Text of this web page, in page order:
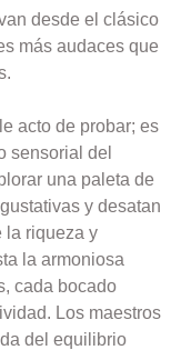
desde el clásico
más audaces que
acto de probar; es
sensorial del
una paleta de
y desatan
la riqueza y
la armoniosa
cada bocado
Los maestros
del equilibrio